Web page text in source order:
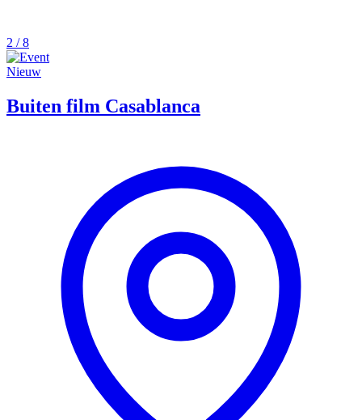
2 / 8
Nieuw
Buiten film Casablanca